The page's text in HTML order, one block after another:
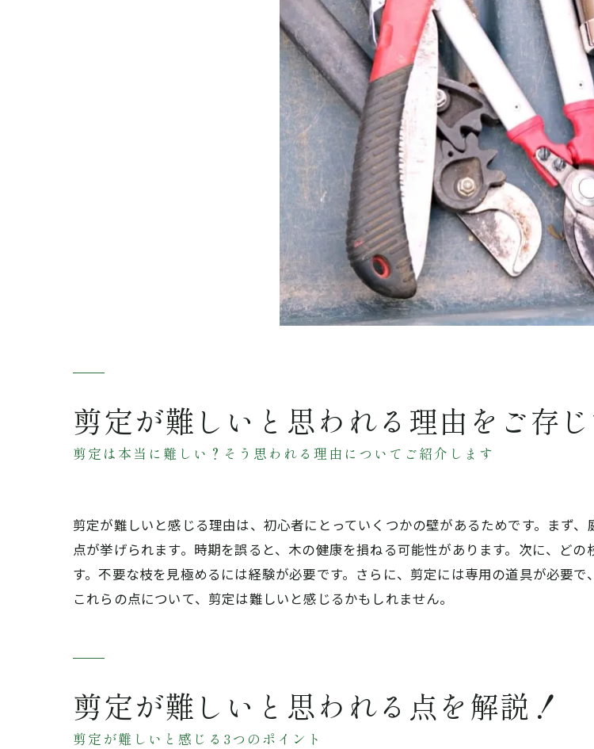
剪定が難しいと思われる理由をご存
剪定は本当に難しい？そう思われる理由についてご紹介します
剪定が難しいと感じる理由は、初心者にとっていくつかの壁があるためです。まず
点が挙げられます。時期を誤ると、木の健康を損ねる可能性があります。次に、ど
す。不要な枝を見極めるには経験が必要です。さらに、剪定には専用の道具が必要
これらの点について、剪定は難しいと感じるかもしれません。
剪定が難しいと思われる点を解説！
剪定が難しいと感じる3つのポイント